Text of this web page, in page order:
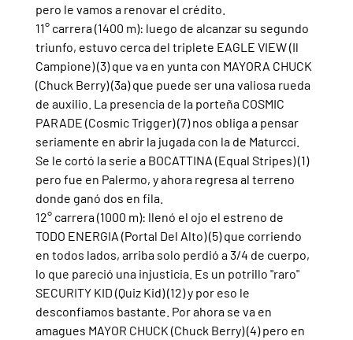
pero le vamos a renovar el crédito.
11° carrera (1400 m): luego de alcanzar su segundo
triunfo, estuvo cerca del triplete EAGLE VIEW (Il
Campione) (3) que va en yunta con MAYORA CHUCK
(Chuck Berry) (3a) que puede ser una valiosa rueda
de auxilio. La presencia de la porteña COSMIC
PARADE (Cosmic Trigger) (7) nos obliga a pensar
seriamente en abrir la jugada con la de Maturcci.
Se le cortó la serie a BOCATTINA (Equal Stripes) (1)
pero fue en Palermo, y ahora regresa al terreno
donde ganó dos en fila.
12° carrera (1000 m): llenó el ojo el estreno de
TODO ENERGIA (Portal Del Alto) (5) que corriendo
en todos lados, arriba solo perdió a 3/4 de cuerpo,
lo que pareció una injusticia. Es un potrillo "raro"
SECURITY KID (Quiz Kid) (12) y por eso le
desconfiamos bastante. Por ahora se va en
amagues MAYOR CHUCK (Chuck Berry) (4) pero en